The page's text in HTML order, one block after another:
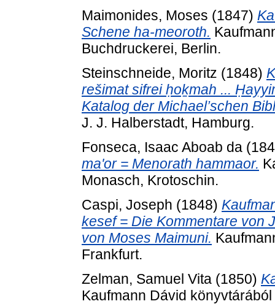
Maimonides, Moses (1847)
Schene ha-meoroth.
Buchdruckerei, Berlin.
Steinschneide, Moritz (1848)
rešimat sifrei ḥoḵmah ...
Katalog der Michael’schen
J. J. Halberstadt, Hamburg.
Fonseca, Isaac Aboab da
ma'or = Menorath hammaor.
Monasch, Krotoschin.
Caspi, Joseph (1848)
kesef = Die Kommentare von
von Moses Maimuni.
Frankfurt.
Zelman, Samuel Vita (1850)
Kaufmann Dávid könyvtárából